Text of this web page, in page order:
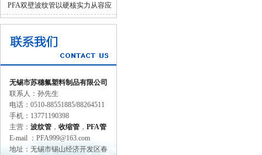
并济的科学设计
PFA双壁波纹管以硬核实力从容应
对工业苛刻环境
无锡市苏穗氟塑料制品有限公司
联系人：孙先生
电话：0510-88551885/88264511
手机：13771190398
主营： 波纹管 ， 收缩管 ， PFA管
E-mail ：PFA999@163.com
地址：无锡市锡山经济开发区春